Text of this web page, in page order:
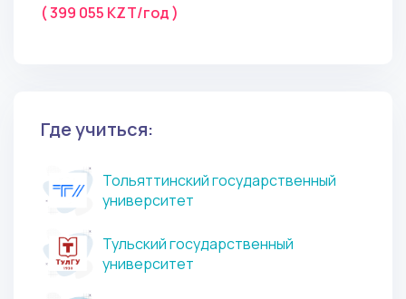
( 399 055 KZT/год )
Где учиться:
Тольяттинский государственный
университет
Тульский государственный
университет